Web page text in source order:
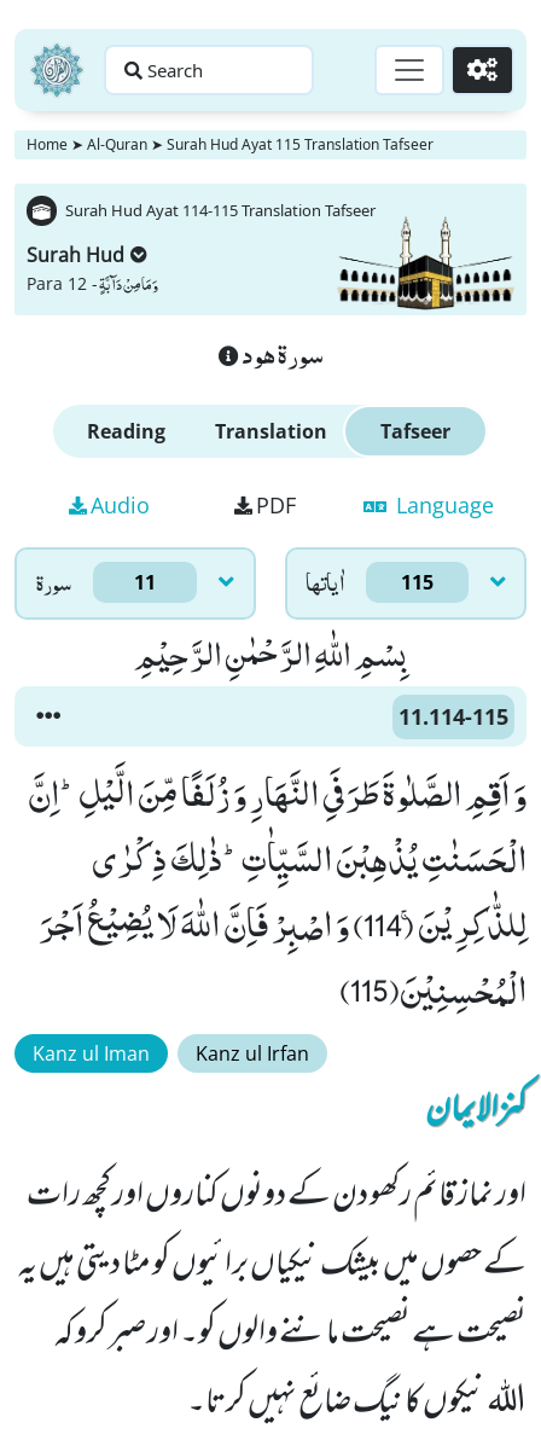
Search Go
Home ➤ Al-Quran ➤ Surah Hud Ayat 115 Translation Tafseer
Surah Hud Ayat 114-115 Translation Tafseer
Surah Hud
Para 12 -وَ مَا مِنْ دَآبَّةٍ
سورة هود
Reading Translation Tafseer
Audio PDF Language
سورۃ 11 اٰياتها 115
بِسْمِ اللّٰهِ الرَّحْمٰنِ الرَّحِیْمِ
11.114-115
وَ اَقِمِ الصَّلٰوةَ طَرَفَیِ النَّهَارِ وَ زُلَفًا مِّنَ الَّیْلِؕ-اِنَّ
الْحَسَنٰتِ یُذْهِبْنَ السَّیِّاٰتِؕ-ذٰلِكَ ذِكْرٰى
لِلذّٰكِرِیْنَۚ (114) وَ اصْبِرْ فَاِنَّ اللّٰهَ لَا یُضِیْعُ اَجْرَ
الْمُحْسِنِیْنَ(115)
Kanz ul Iman Kanz ul Irfan
کنزالایمان
اور نماز قائم رکھو دن کے دونوں کناروں اور کچھ رات
کے حصوں میں بیشک نیکیاں برائیوں کو مٹا دیتی ہیں یہ
نصیحت ہے نصیحت ماننے والوں کو۔ اور صبر کرو کہ
اللہ نیکوں کا نیگ ضائع نہیں کرتا۔